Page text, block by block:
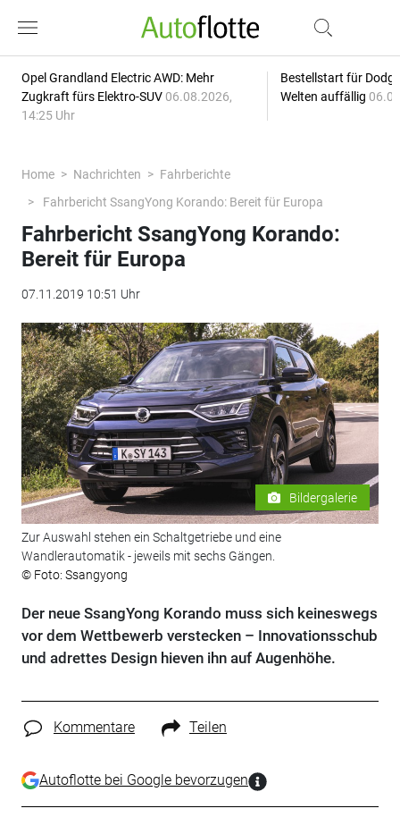
Opel Grandland Electric AWD: Mehr
Zugkraft fürs Elektro-SUV 06.08.2026,
14:25 Uhr
Bestellstart für
Welten auffällig
Home Nachrichten
Fahrberichte
Fahrbericht SsangYong Korando: Bereit für Europa
Fahrbericht SsangYong Korando:
Bereit für Europa
07.11.2019 10:51 Uhr
Bildergalerie
Zur Auswahl stehen ein Schaltgetriebe und eine
Wandlerautomatik - jeweils mit sechs Gängen.
© Foto: Ssangyong
Der neue SsangYong Korando muss sich keineswegs
vor dem Wettbewerb verstecken – Innovationsschub
und adrettes Design hieven ihn auf Augenhöhe.
Kommentare Teilen
Autoflotte bei Google bevorzugen